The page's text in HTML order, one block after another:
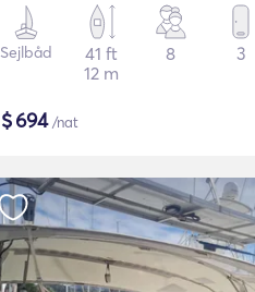
Sejlbåd
41 ft
12 m
8 3
$694/nat